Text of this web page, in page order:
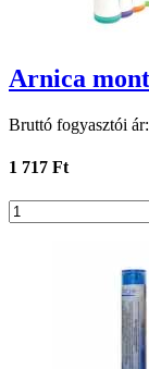
Arnica
Bruttó fogyasztói ár:
1 717 Ft